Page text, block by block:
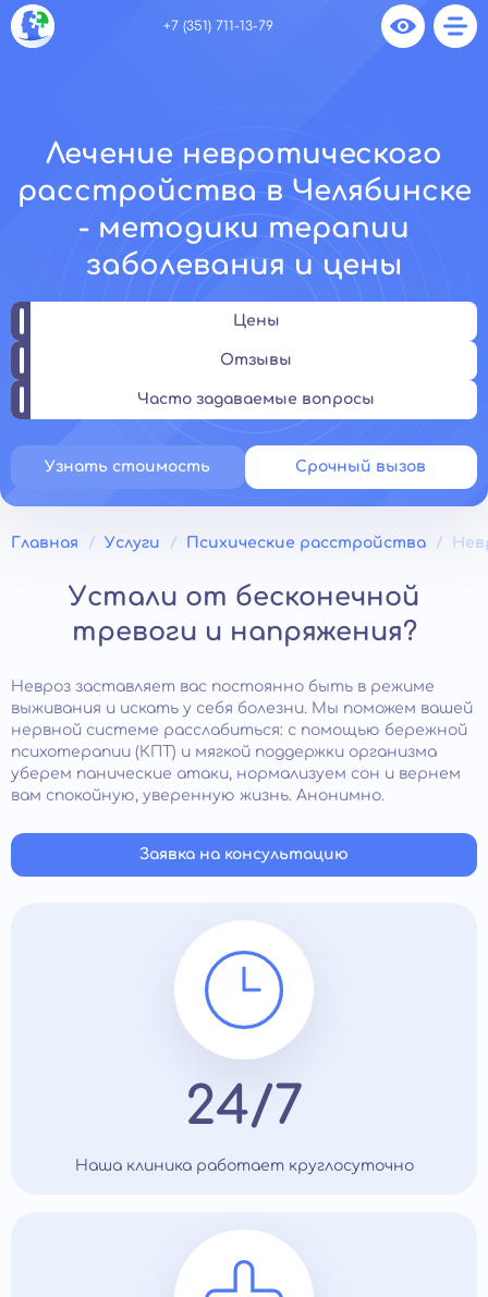
+7 (351) 711-13-79
Лечение невротического
расстройства в Челябинске
- методики терапии
заболевания и цены
Цены
Отзывы
Часто задаваемые вопросы
Узнать стоимость Срочный вызов
Главная Услуги Психические расстройства
Устали от бесконечной
тревоги и напряжения?
Невроз заставляет вас постоянно быть в режиме
выживания и искать у себя болезни. Мы поможем вашей
нервной системе расслабиться: с помощью бережной
психотерапии (КПТ) и мягкой поддержки организма
уберем панические атаки, нормализуем сон и вернем
вам спокойную, уверенную жизнь. Анонимно.
Заявка на консультацию
24/7
Наша клиника работает круглосуточно